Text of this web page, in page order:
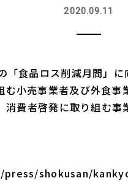
2020.09.11
「食品ロス削減月間」
小売事業者及び外食
費者啓発に取り組む事
shokusan/